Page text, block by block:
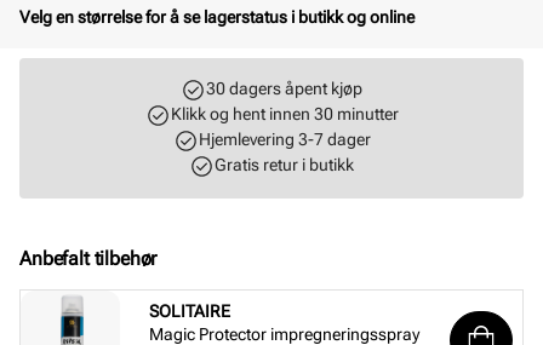
Velg en størrelse for å se lagerstatus i butikk og online
30 dagers åpent kjøp
Klikk og hent innen 30 minutter
Hjemlevering 3-7 dager
Gratis retur i butikk
Anbefalt tilbehør
SOLITAIRE
Magic Protector impregneringsspray